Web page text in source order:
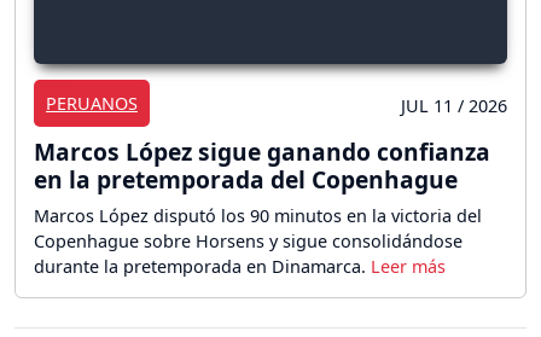
PERUANOS JUL 11 / 2026
Marcos López sigue ganando confianza
en la pretemporada del Copenhague
Marcos López disputó los 90 minutos en la victoria del
Copenhague sobre Horsens y sigue consolidándose
durante la pretemporada en Dinamarca.